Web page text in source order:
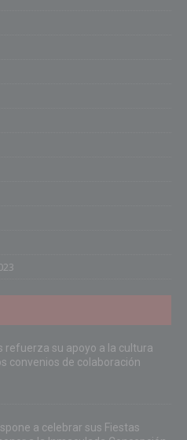
refuerza su apoyo a la cultura
convenios de colaboración
a celebrar sus Fiestas